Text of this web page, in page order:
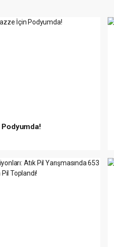
Podyumda!